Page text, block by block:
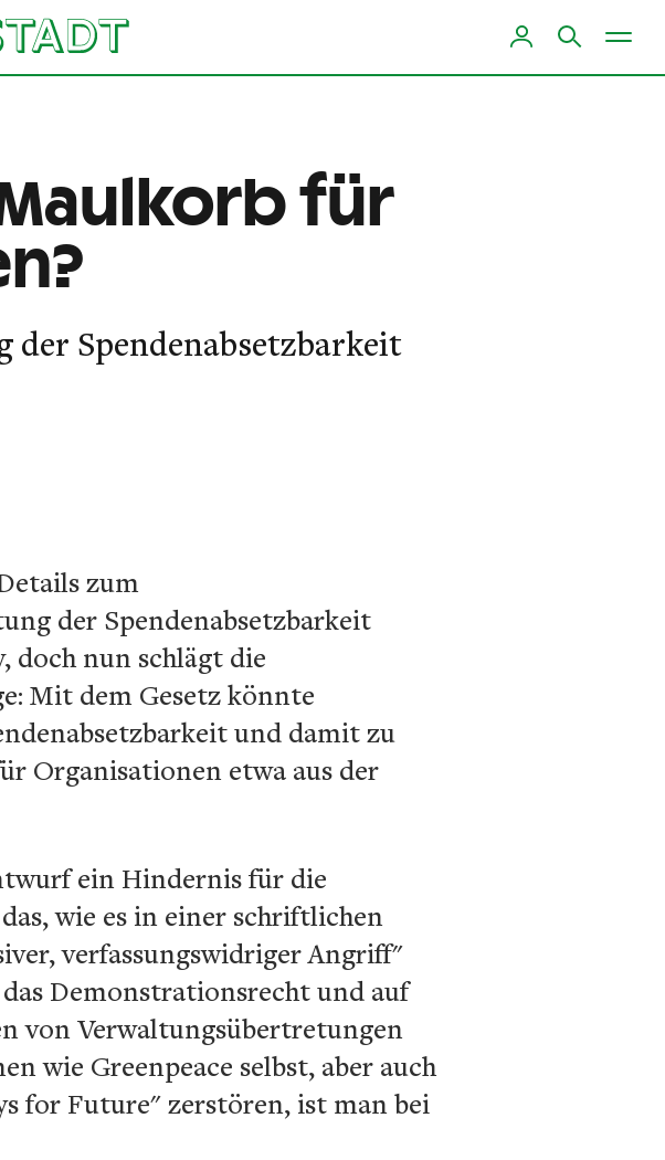
für
Spendenabsetzbarkeit
zum
der Spendenabsetzbarkeit
doch nun schlägt die
Mit dem Gesetz könnte
und damit zu
Organisationen etwa aus der
ein Hindernis für die
wie es in einer schriftlichen
verfassungswidriger Angriff"
Demonstrationsrecht und auf
von Verwaltungsübertretungen
wie Greenpeace selbst, aber auch
for Future" zerstören, ist man bei